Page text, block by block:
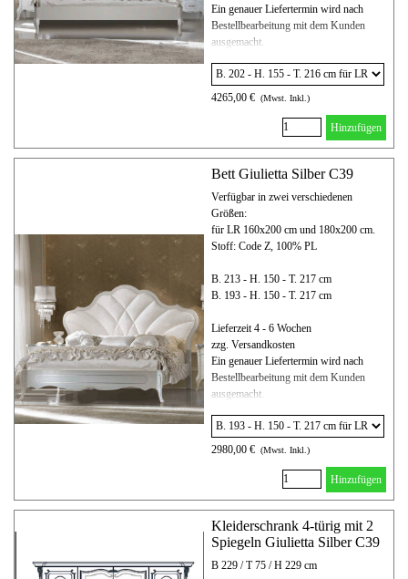
Ein genauer Liefertermin wird nach
Bestellbearbeitung mit dem Kunden
ausgemacht.
4265,00 € (Mwst. Inkl.)
Hinzufügen
Bett Giulietta Silber C39
Verfügbar in zwei verschiedenen
Größen:
für LR 160x200 cm und 180x200 cm.
Stoff: Code Z, 100% PL
B. 213 - H. 150 - T. 217 cm
B. 193 - H. 150 - T. 217 cm
Lieferzeit 4 - 6 Wochen
zzg. Versandkosten
Ein genauer Liefertermin wird nach
Bestellbearbeitung mit dem Kunden
ausgemacht.
2980,00 € (Mwst. Inkl.)
Hinzufügen
Kleiderschrank 4-türig mit 2
Spiegeln Giulietta Silber C39
B 229 / T 75 / H 229 cm